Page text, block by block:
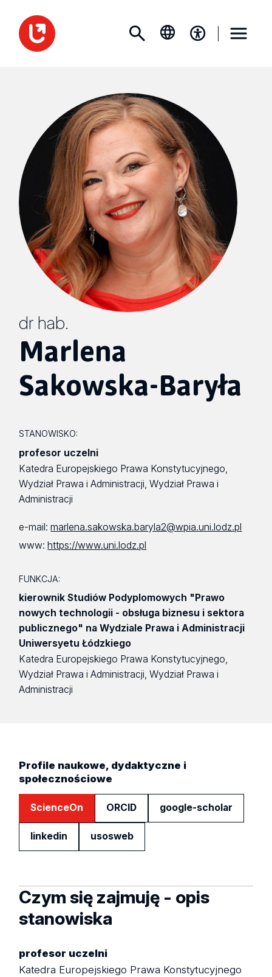
dr hab.
Marlena
Sakowska-Baryła
STANOWISKO:
profesor uczelni
Katedra Europejskiego Prawa Konstytucyjnego,
Wydział Prawa i Administracji, Wydział Prawa i
Administracji
e-mail:marlena.sakowska.baryla2@wpia.uni.lodz.pl
www:https://www.uni.lodz.pl
FUNKCJA:
kierownik Studiów Podyplomowych "Prawo
nowych technologii - obsługa biznesu i sektora
publicznego" na Wydziale Prawa i Administracji
Uniwersyetu Łódzkiego
Katedra Europejskiego Prawa Konstytucyjnego,
Wydział Prawa i Administracji, Wydział Prawa i
Administracji
Profile naukowe, dydaktyczne i
społecznościowe
ScienceOn ORCID google-scholar
linkedin usosweb
Czym się zajmuję - opis
stanowiska
profesor uczelni
Katedra Europejskiego Prawa Konstytucyjnego